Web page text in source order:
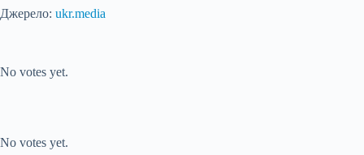
Джерело: ukr.media
No votes yet.
No votes yet.